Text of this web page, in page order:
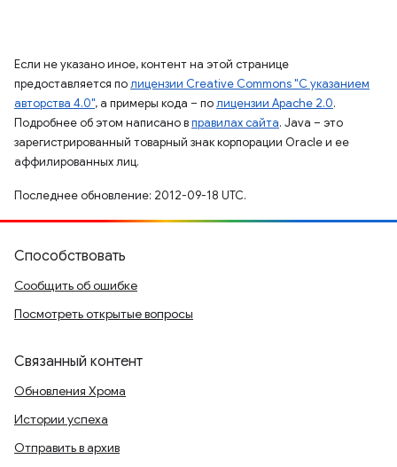
Если не указано иное, контент на этой странице
предоставляется полицензии Creative Commons "С указанием
авторства 4.0", а примеры кода – полицензии Apache 2.0.
Подробнее об этом написано вправилах сайта. Java – это
зарегистрированный товарный знак корпорации Oracle и ее
аффилированных лиц.
Последнее обновление: 2012-09-18 UTC.
Способствовать
Сообщить об ошибке
Посмотреть открытые вопросы
Связанный контент
Обновления Хрома
Истории успеха
Отправить в архив